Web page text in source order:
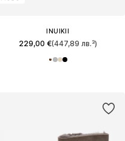
INUIKII
229,00 €(447,89 лв.³)